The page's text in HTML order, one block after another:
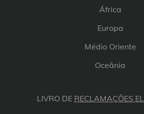
África
Europa
Médio Oriente
Oceânia
LIVRO DE RECLAMAÇÕES